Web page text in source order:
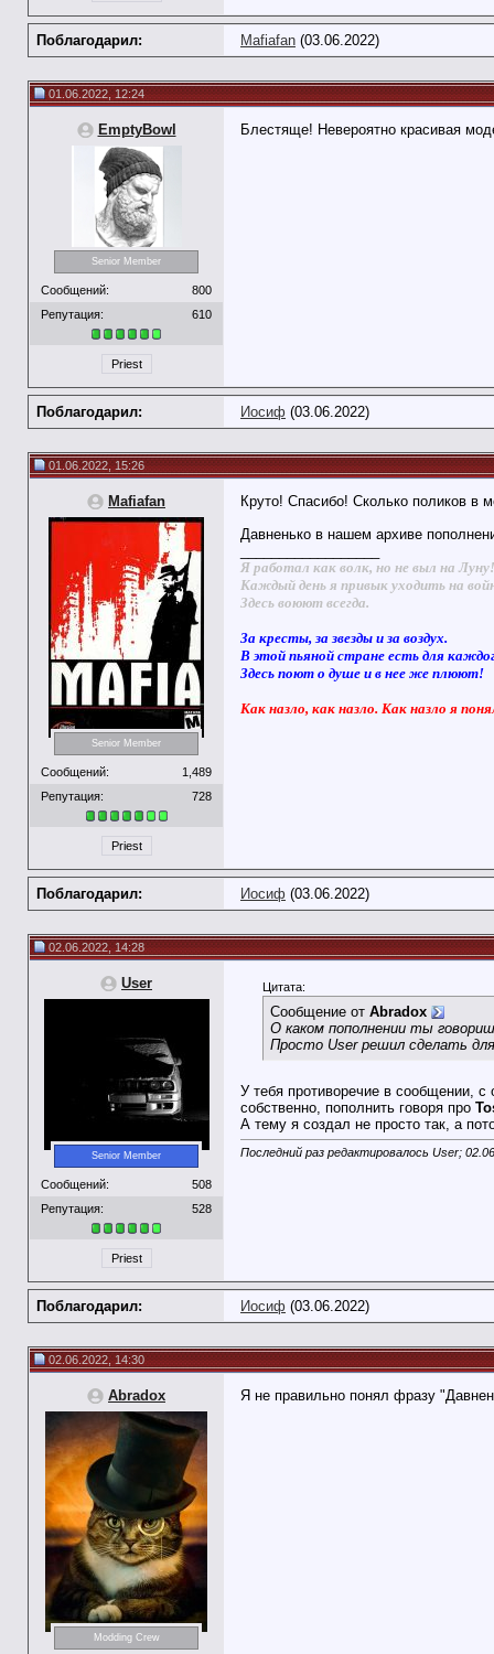
Поблагодарил: Mafiafan (03.06.2022)
01.06.2022, 12:24
EmptyBowl
Senior Member
Сообщений:
800
Репутация:
610
Priest
Блестяще! Невероятно красивая
Поблагодарил: Иосиф (03.06.2022)
01.06.2022, 15:26
Mafiafan
Senior Member
Сообщений:
1,489
Репутация:
728
Priest
Круто! Спасибо! Сколько поликов в
Давненько в нашем архиве
Я работал как волк, но не выл на Луну!
Каждый день я привык уходить на
Здесь воюют всегда.
За кресты, за звезды и за воздух.
В этой пьяной стране есть для
Здесь поют о душе и в нее же плюют!
Как назло, как назло. Как назло я
Поблагодарил: Иосиф (03.06.2022)
02.06.2022, 14:28
User
Senior Member
Сообщений:
508
Репутация:
528
Priest
Цитата:
Сообщение от Abradox
О каком пополнении ты
Просто User решил сделать
У тебя противоречие в сообщении,
собственно, пополнить говоря про
А тему я создал не просто так, а
Последний раз редактировалось User;
Поблагодарил: Иосиф (03.06.2022)
02.06.2022, 14:30
Abradox
Modding Crew
Я не правильно понял фразу